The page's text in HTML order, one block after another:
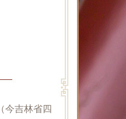
今吉林省四